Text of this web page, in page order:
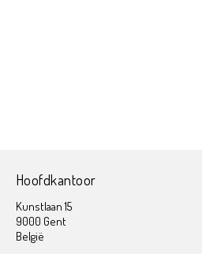
Hoofdkantoor
Kunstlaan 15
9000 Gent
België